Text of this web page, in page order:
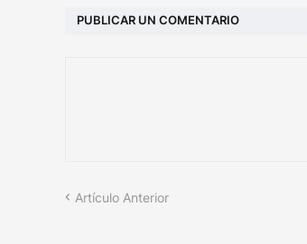
PUBLICAR UN COMENTARIO
Artículo Anterior